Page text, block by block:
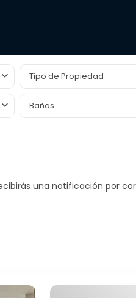
Tipo de Propiedad
Baños
una notificación por